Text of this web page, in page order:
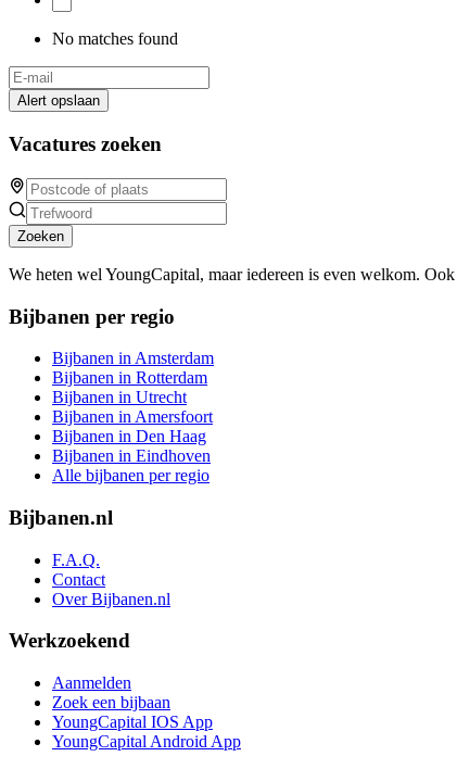
No matches found
Alert opslaan
Vacatures zoeken
Zoeken
We heten wel YoungCapital, maar iedereen is even welkom.
Bijbanen per regio
Bijbanen in Amsterdam
Bijbanen in Rotterdam
Bijbanen in Utrecht
Bijbanen in Amersfoort
Bijbanen in Den Haag
Bijbanen in Eindhoven
Alle bijbanen per regio
Bijbanen.nl
F.A.Q.
Contact
Over Bijbanen.nl
Werkzoekend
Aanmelden
Zoek een bijbaan
YoungCapital IOS App
YoungCapital Android App